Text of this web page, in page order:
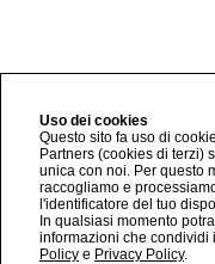
Uso dei cookies
Questo sito fa uso di
Partners (cookies di terzi)
unica con noi. Per questo
raccogliamo e
l'identificatore del tuo
In qualsiasi momento
informazioni che condividi
Policy e Privacy Policy.